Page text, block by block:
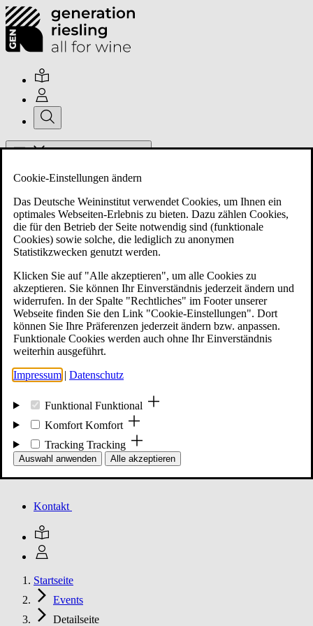
Über uns
Mitglieder
Mitglied werden
Events
Unsere Meldungen
Kontakt
Startseite
Events
Detailseite
Cookie-Einstellungen ändern
Das Deutsche Weininstitut verwendet Cookies, um Ihnen ein
optimales Webseiten-Erlebnis zu bieten. Dazu zählen Cookies,
die für den Betrieb der Seite notwendig sind (funktionale
Cookies) sowie solche, die lediglich zu anonymen
Statistikzwecken genutzt werden.
Klicken Sie auf "Alle akzeptieren", um alle Cookies zu
akzeptieren. Sie können Ihr Einverständnis jederzeit ändern und
widerrufen. In der Spalte "Rechtliches" im Footer unserer
Webseite finden Sie den Link "Cookie-Einstellungen". Dort
können Sie Ihre Präferenzen jederzeit ändern bzw. anpassen.
Funktionale Cookies werden auch ohne Ihr Einverständnis
weiterhin ausgeführt.
Impressum | Datenschutz
Funktional Funktional
Komfort Komfort
Tracking Tracking
Auswahl anwenden Alle akzeptieren